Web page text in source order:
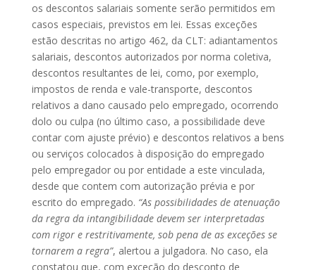
os descontos salariais somente serão permitidos em
casos especiais, previstos em lei. Essas exceções
estão descritas no artigo 462, da CLT: adiantamentos
salariais, descontos autorizados por norma coletiva,
descontos resultantes de lei, como, por exemplo,
impostos de renda e vale-transporte, descontos
relativos a dano causado pelo empregado, ocorrendo
dolo ou culpa (no último caso, a possibilidade deve
contar com ajuste prévio) e descontos relativos a bens
ou serviços colocados à disposição do empregado
pelo empregador ou por entidade a este vinculada,
desde que contem com autorização prévia e por
escrito do empregado. “As possibilidades de atenuação
da regra da intangibilidade devem ser interpretadas
com rigor e restritivamente, sob pena de as exceções se
tornarem a regra”, alertou a julgadora. No caso, ela
constatou que, com exceção do desconto de